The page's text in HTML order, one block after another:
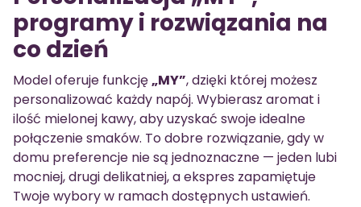
programy i rozwiązania na
co dzień
Model oferuje funkcję„MY”, dzięki której możesz
personalizować każdy napój. Wybierasz aromat i
ilość mielonej kawy, aby uzyskać swoje idealne
połączenie smaków. To dobre rozwiązanie, gdy w
domu preferencje nie są jednoznaczne — jeden lubi
mocniej, drugi delikatniej, a ekspres zapamiętuje
Twoje wybory w ramach dostępnych ustawień.